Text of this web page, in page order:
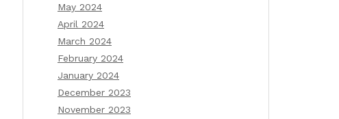
May 2024
April 2024
March 2024
February 2024
January 2024
December 2023
November 2023